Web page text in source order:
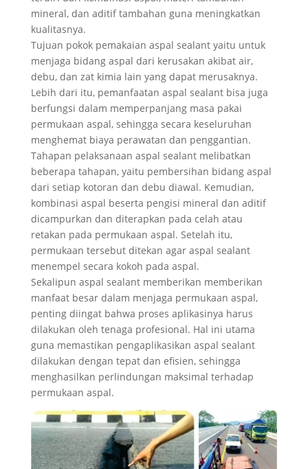
mineral, dan aditif tambahan guna meningkatkan
kualitasnya.
Tujuan pokok pemakaian aspal sealant yaitu untuk
menjaga bidang aspal dari kerusakan akibat air,
debu, dan zat kimia lain yang dapat merusaknya.
Lebih dari itu, pemanfaatan aspal sealant bisa juga
berfungsi dalam memperpanjang masa pakai
permukaan aspal, sehingga secara keseluruhan
menghemat biaya perawatan dan penggantian.
Tahapan pelaksanaan aspal sealant melibatkan
beberapa tahapan, yaitu pembersihan bidang aspal
dari setiap kotoran dan debu diawal. Kemudian,
kombinasi aspal beserta pengisi mineral dan aditif
dicampurkan dan diterapkan pada celah atau
retakan pada permukaan aspal. Setelah itu,
permukaan tersebut ditekan agar aspal sealant
menempel secara kokoh pada aspal.
Sekalipun aspal sealant memberikan memberikan
manfaat besar dalam menjaga permukaan aspal,
penting diingat bahwa proses aplikasinya harus
dilakukan oleh tenaga profesional. Hal ini utama
guna memastikan pengaplikasikan aspal sealant
dilakukan dengan tepat dan efisien, sehingga
menghasilkan perlindungan maksimal terhadap
permukaan aspal.